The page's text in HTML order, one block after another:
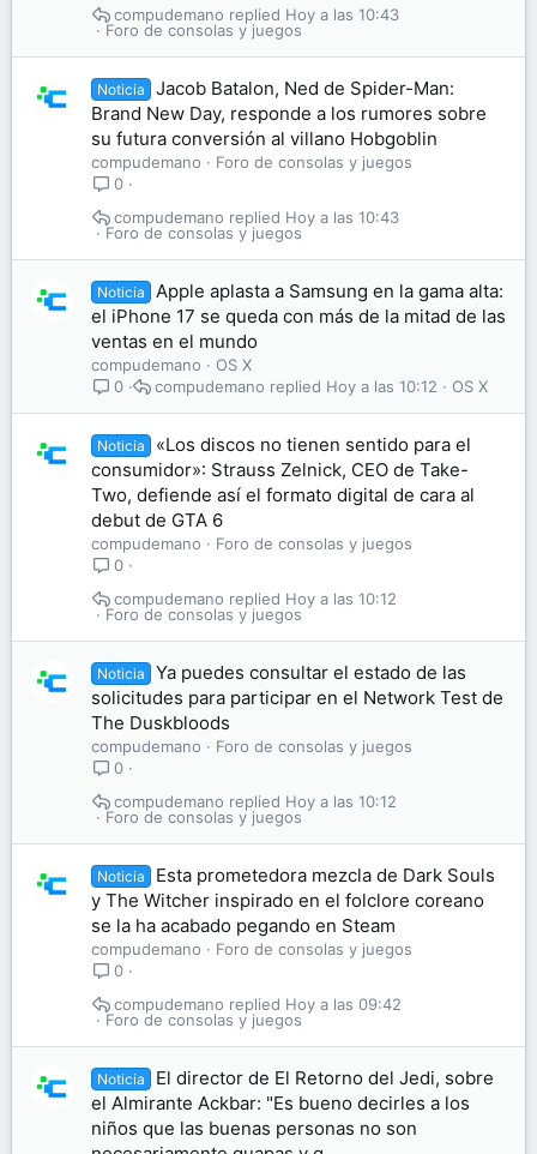
Foro de consolas y juegos
Hoy a las 10:43
compudemano
Noticia
Jacob Batalon, Ned de Spider-Man:
Brand New Day, responde a los rumores sobre
su futura conversión al villano Hobgoblin
compudemano
Foro de consolas y juegos
0
Foro de consolas y juegos
Hoy a las 10:43
compudemano
Noticia
Apple aplasta a Samsung en la gama alta:
el iPhone 17 se queda con más de la mitad de las
ventas en el mundo
compudemano
OS X
0
OS X
Hoy a las 10:12
compudemano
Noticia
«Los discos no tienen sentido para el
consumidor»: Strauss Zelnick, CEO de Take-
Two, defiende así el formato digital de cara al
debut de GTA 6
compudemano
Foro de consolas y juegos
0
Foro de consolas y juegos
Hoy a las 10:12
compudemano
Noticia
Ya puedes consultar el estado de las
solicitudes para participar en el Network Test de
The Duskbloods
compudemano
Foro de consolas y juegos
0
Foro de consolas y juegos
Hoy a las 10:12
compudemano
Noticia
Esta prometedora mezcla de Dark Souls
y The Witcher inspirado en el folclore coreano
se la ha acabado pegando en Steam
compudemano
Foro de consolas y juegos
0
Foro de consolas y juegos
Hoy a las 09:42
compudemano
Noticia
El director de El Retorno del Jedi, sobre
el Almirante Ackbar: "Es bueno decirles a los
niños que las buenas personas no son